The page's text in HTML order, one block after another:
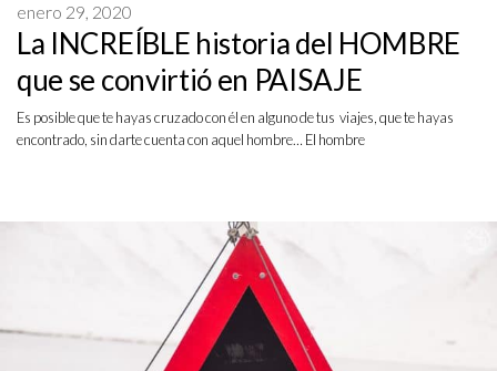
La INCREÍBLE historia del HOMBRE
que se convirtió en PAISAJE
enero 29, 2020
Es posible que te hayas cruzado con él en alguno de tus viajes, que te hayas
encontrado, sin darte cuenta con aquel hombre… El hombre